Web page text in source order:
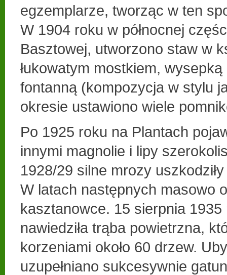
egzemplarze, tworząc w ten
W 1904 roku w północnej
Basztowej, utworzono staw w
łukowatym mostkiem,
fontanną (kompozycja w stylu
okresie ustawiono wiele
Po 1925 roku na Plantach
innymi magnolie i lipy
1928/29 silne mrozy
W latach następnych masowo
kasztanowce. 15 sierpnia
nawiedziła trąba powietrzna,
korzeniami około 60 drzew.
uzupełniano sukcesywnie